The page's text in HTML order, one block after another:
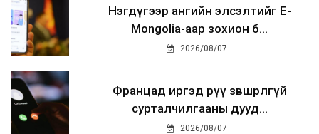
Нэгдүгээр ангийн элсэлтийг E-
Mongolia-аар зохион б...
2026/08/07
Францад иргэд рүү зөвшөөрөлгүй
сурталчилгааны дууд...
2026/08/07